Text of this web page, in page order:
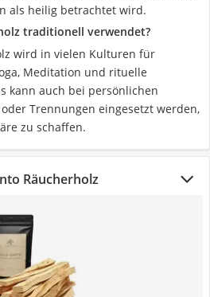
als heilig betrachtet wird.
traditionell verwendet?
wird in vielen Kulturen für
Meditation und rituelle
kann auch bei persönlichen
Trennungen eingesetzt werden,
zu schaffen.
Räucherholz